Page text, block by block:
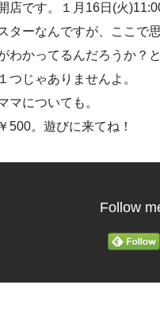
店です。１月16日(火
ターなんですが、ここで
わかってるんだろうか？
つじゃありませんよ。
マについても。
500。遊びに来てね！
Follow